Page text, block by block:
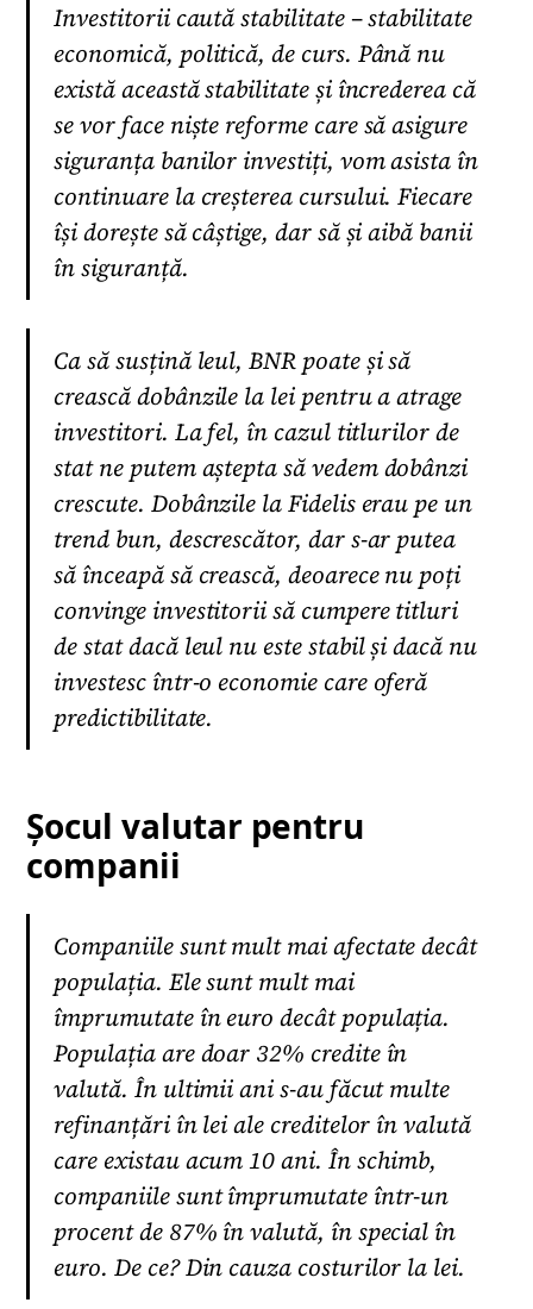
Investitorii caută stabilitate – stabilitate
economică, politică, de curs. Până nu
există această stabilitate și încrederea că
se vor face niște reforme care să asigure
siguranța banilor investiți, vom asista în
continuare la creșterea cursului. Fiecare
își dorește să câștige, dar să și aibă banii
în siguranță.
Ca să susțină leul, BNR poate și să
crească dobânzile la lei pentru a atrage
investitori. La fel, în cazul titlurilor de
stat ne putem aștepta să vedem dobânzi
crescute. Dobânzile la Fidelis erau pe un
trend bun, descrescător, dar s-ar putea
să înceapă să crească, deoarece nu poți
convinge investitorii să cumpere titluri
de stat dacă leul nu este stabil și dacă nu
investesc într-o economie care oferă
predictibilitate.
Șocul valutar pentru
companii
Companiile sunt mult mai afectate decât
populația. Ele sunt mult mai
împrumutate în euro decât populația.
Populația are doar 32% credite în
valută. În ultimii ani s-au făcut multe
refinanțări în lei ale creditelor în valută
care existau acum 10 ani. În schimb,
companiile sunt împrumutate într-un
procent de 87% în valută, în special în
euro. De ce? Din cauza costurilor la lei.